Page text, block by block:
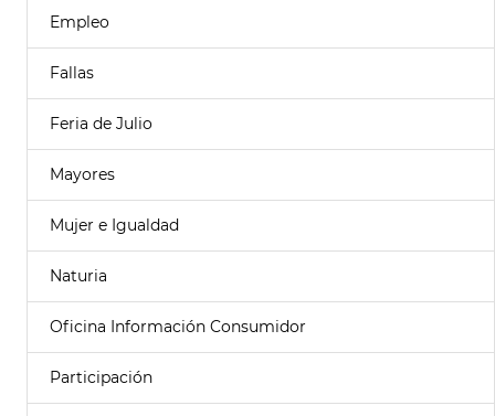
Empleo
Fallas
Feria de Julio
Mayores
Mujer e Igualdad
Naturia
Oficina Información Consumidor
Participación